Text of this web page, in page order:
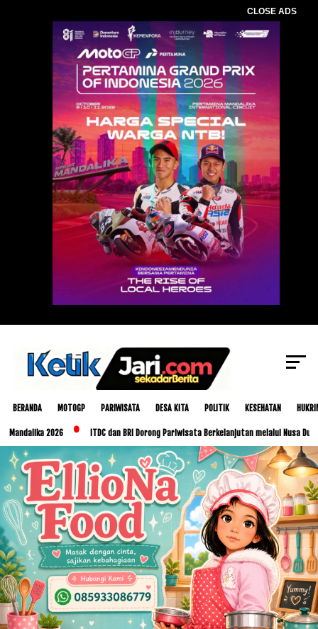
CLOSE ADS
BERANDA MOTOGP PARIWISATA DESA KITA POLITIK KESEHATAN
2026 ITDC dan BRI Dorong Pariwisata Berkelanjutan melalui Nusa Dua Eco